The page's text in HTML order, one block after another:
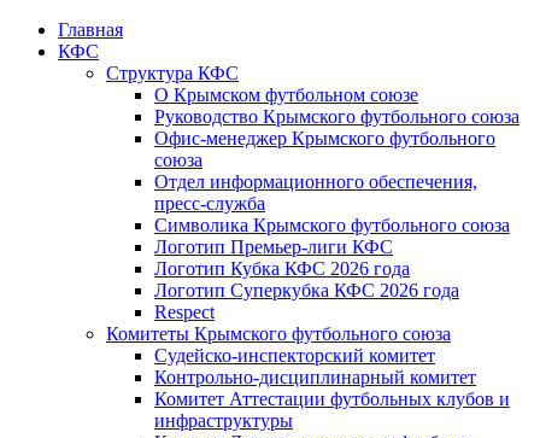
Главная
КФС
Структура КФС
О Крымском футбольном союзе
Руководство Крымского футбольного союза
Офис-менеджер Крымского футбольного
союза
Отдел информационного обеспечения,
пресс-служба
Символика Крымского футбольного союза
Логотип Премьер-лиги КФС
Логотип Кубка КФС 2026 года
Логотип Суперкубка КФС 2026 года
Respect
Комитеты Крымского футбольного союза
Судейско-инспекторский комитет
Контрольно-дисциплинарный комитет
Комитет Аттестации футбольных клубов и
инфраструктуры